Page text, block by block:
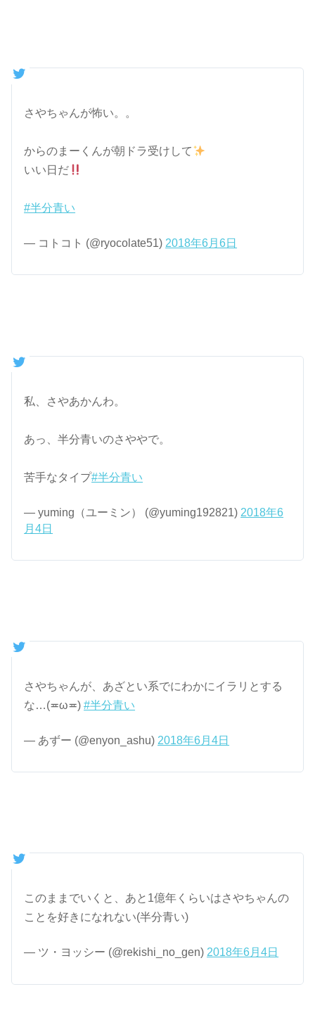
さやちゃんが怖い。。
からのまーくんが朝ドラ受けして
いい日だ
#半分青い
— コトコト (@ryocolate51) 2018年6月6日
私、さやあかんわ。
あっ、半分青いのさややで。
苦手なタイプ#半分青い
— yuming（ユーミン） (@yuming192821) 2018年6
月4日
さやちゃんが、あざとい系でにわかにイラリとする
な…(≖ω≖)#半分青い
— あずー (@enyon_ashu) 2018年6月4日
このままでいくと、あと1億年くらいはさやちゃんの
ことを好きになれない(半分青い)
— ツ・ヨッシー (@rekishi_no_gen) 2018年6月4日